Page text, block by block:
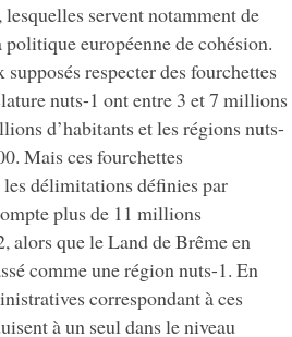
servent notamment de
européenne de cohésion.
respecter des fourchettes
nuts-1 ont entre 3 et 7 millions
d’habitants et les régions nuts-
Mais ces fourchettes
les délimitations définies par
plus de 11 millions
alors que le Land de Brême en
comme une région nuts-1. En
correspondant à ces
à un seul dans le niveau